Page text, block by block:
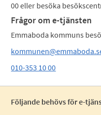
00 eller besöka
Frågor om e-tjänsten
Emmaboda kommuns
010-353 10 00
Följande behövs för e-